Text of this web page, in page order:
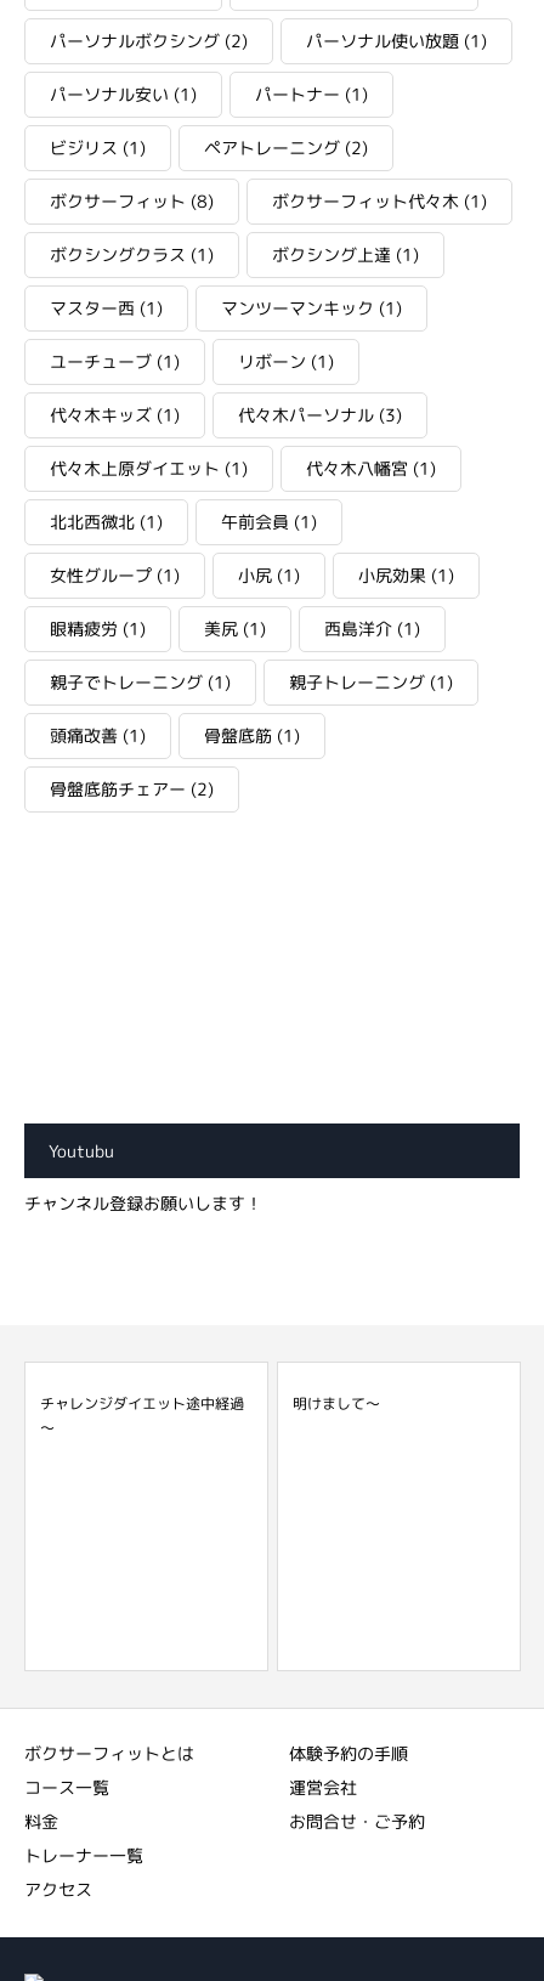
パーソナルボクシング (2) パーソナル使い放題 (1)
パーソナル安い (1) パートナー (1)
ビジリス (1) ペアトレーニング (2)
ボクサーフィット (8) ボクサーフィット代々木 (1)
ボクシングクラス (1) ボクシング上達 (1)
マスター西 (1) マンツーマンキック (1)
ユーチューブ (1) リボーン (1)
代々木キッズ (1) 代々木パーソナル (3)
代々木上原ダイエット (1) 代々木八幡宮 (1)
北北西微北 (1) 午前会員 (1)
女性グループ (1) 小尻 (1) 小尻効果 (1)
眼精疲労 (1) 美尻 (1) 西島洋介 (1)
親子でトレーニング (1) 親子トレーニング (1)
頭痛改善 (1) 骨盤底筋 (1)
骨盤底筋チェアー (2)
Youtubu
チャンネル登録お願いします！
チャレンジダイエット途中経過
～
明けまして～
ボクサーフィットとは
コース一覧
料金
トレーナー一覧
アクセス
体験予約の手順
運営会社
お問合せ・ご予約